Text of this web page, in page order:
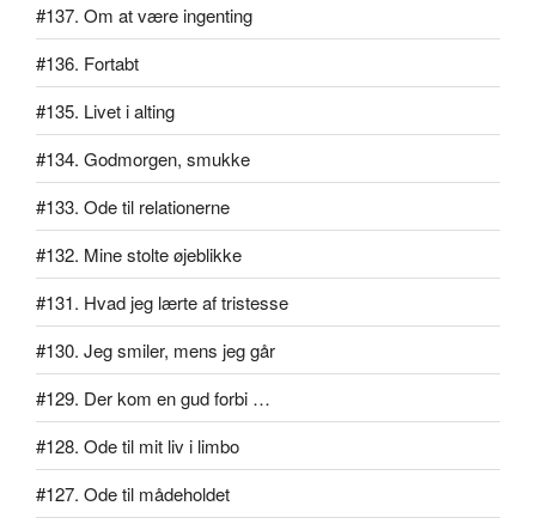
#137. Om at være ingenting
#136. Fortabt
#135. Livet i alting
#134. Godmorgen, smukke
#133. Ode til relationerne
#132. Mine stolte øjeblikke
#131. Hvad jeg lærte af tristesse
#130. Jeg smiler, mens jeg går
#129. Der kom en gud forbi …
#128. Ode til mit liv i limbo
#127. Ode til mådeholdet